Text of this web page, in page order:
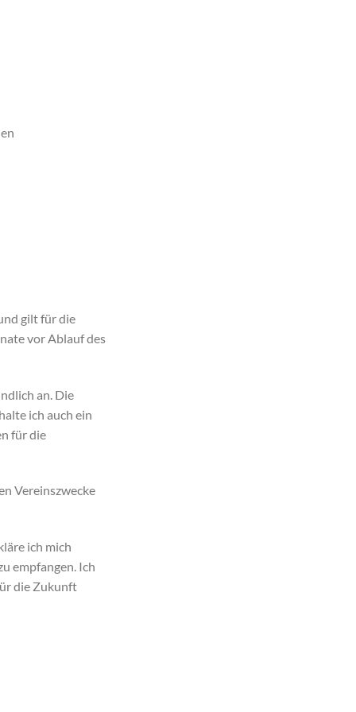
gilt für die
vor Ablauf des
an. Die
ich auch ein
für die
Vereinszwecke
ich mich
empfangen. Ich
die Zukunft